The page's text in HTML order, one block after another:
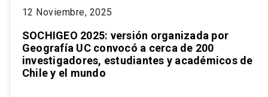
12 Noviembre, 2025
SOCHIGEO 2025: versión organizada por
Geografía UC convocó a cerca de 200
investigadores, estudiantes y académicos de
Chile y el mundo